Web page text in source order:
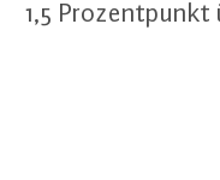
1,5